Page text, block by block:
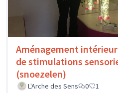
Aménagement
de stimulations
(snoezelen)
L'Arche des Sens 0 1